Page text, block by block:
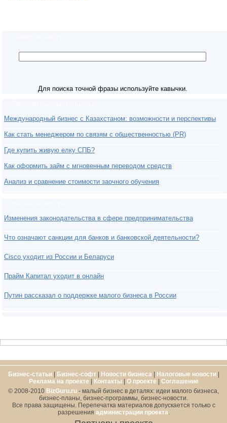
Для поиска точной фразы используйте кавычки.
Международный бизнес с Казахстаном: возможности и перспективы
Как стать менеджером по связям с общественностью (PR)
Где купить живую елку СПБ?
Как оформить займ с мгновенным переводом средств
Анализ и сравнение стоимости заочного обучения
Изменения законодательства в сфере предпринимательства
Что означают санкции для банков и банковской деятельности?
Cisco уходит из России и Беларуси
Прайм Капитал уходит в онлайн
Путин рассказал о поддержке малого бизнеса в России
Бизнес-статьи| Бизнес-софт| Новости бизнеса | Налоговые новости|
Реклама на проекте | Контакты| О проекте | Cоглашение
© 2008-2010 BizGuru.ru - малый бизнес в деталях: идеи малого бизнеса,
бизнес-планы, бизнес-программы, бизнес-новости.
Все права защищены. Перепечатка материалов допускается только с
разрешения администрации проекта